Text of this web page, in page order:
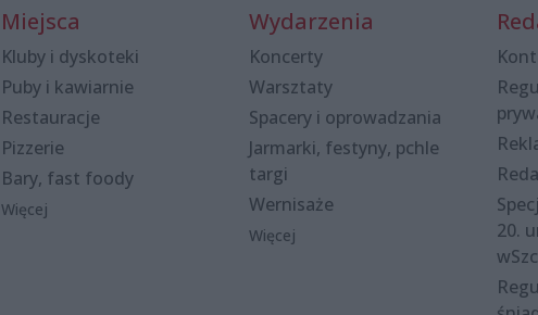
Miejsca
Kluby i dyskoteki
Puby i kawiarnie
Restauracje
Pizzerie
Bary, fast foody
Więcej
Wydarzenia
Koncerty
Warsztaty
Spacery i oprowadzania
Jarmarki, festyny, pchle
targi
Wernisaże
Więcej
20.